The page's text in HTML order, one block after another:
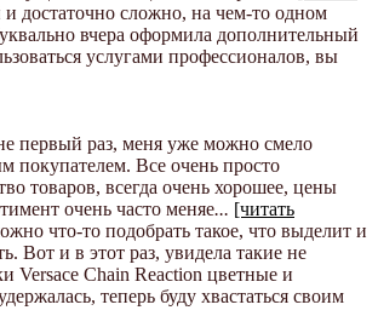
достаточно сложно, на чем-то одном
вчера оформила дополнительный
услугами профессионалов, вы
первый раз, меня уже можно смело
покупателем. Все очень просто
товаров, всегда очень хорошее, цены
очень часто меняе... [читать
что-то подобрать такое, что выделит и
Вот и в этот раз, увидела такие не
Versace Chain Reaction цветные и
теперь буду хвастаться своим